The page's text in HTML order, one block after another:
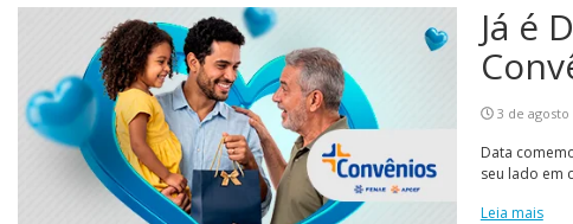
Já é
3 de agosto
Data
seu lado em
Leia mais